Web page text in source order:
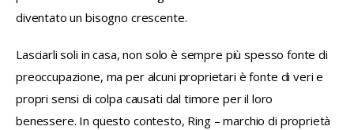
diventato un bisogno crescente.
Lasciarli soli in casa, non solo è sempre più spesso fonte di
preoccupazione, ma per alcuni proprietari è fonte di veri e
propri sensi di colpa causati dal timore per il loro
benessere. In questo contesto, Ring – marchio di proprietà